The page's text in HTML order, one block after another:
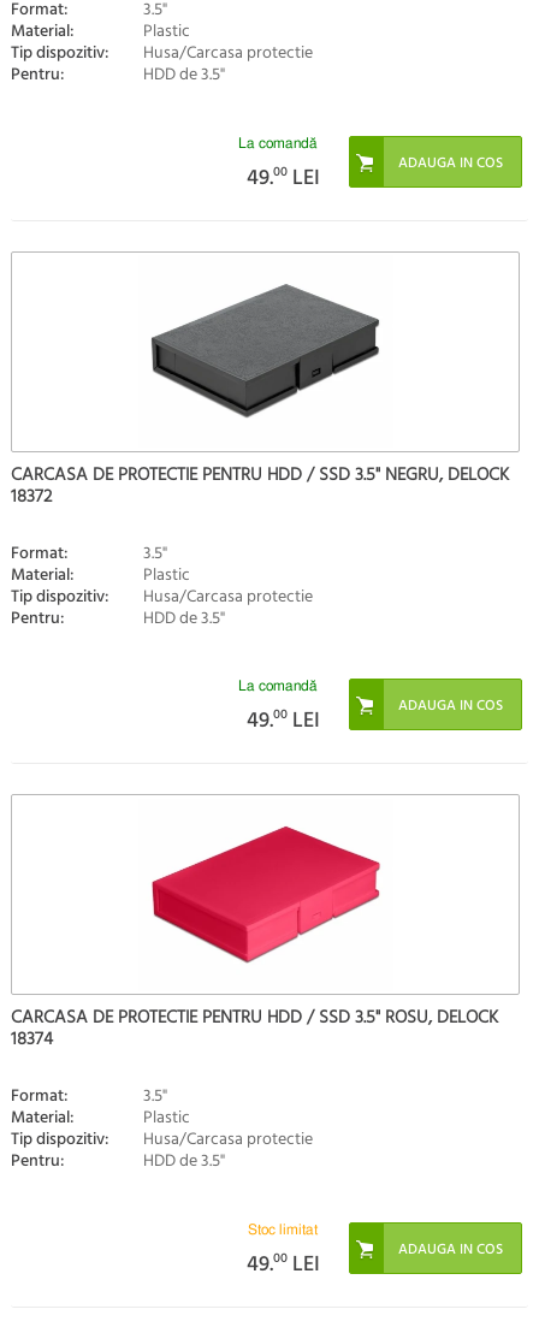
Format: 3.5"
Material: Plastic
Tip dispozitiv: Husa/Carcasa protectie
Pentru: HDD de 3.5"
La comandă
49.00 LEI
CARCASA DE PROTECTIE PENTRU HDD / SSD 3.5" NEGRU, DELOCK
18372
Format: 3.5"
Material: Plastic
Tip dispozitiv: Husa/Carcasa protectie
Pentru: HDD de 3.5"
La comandă
49.00 LEI
CARCASA DE PROTECTIE PENTRU HDD / SSD 3.5" ROSU, DELOCK
18374
Format: 3.5"
Material: Plastic
Tip dispozitiv: Husa/Carcasa protectie
Pentru: HDD de 3.5"
Stoc limitat
49.00 LEI